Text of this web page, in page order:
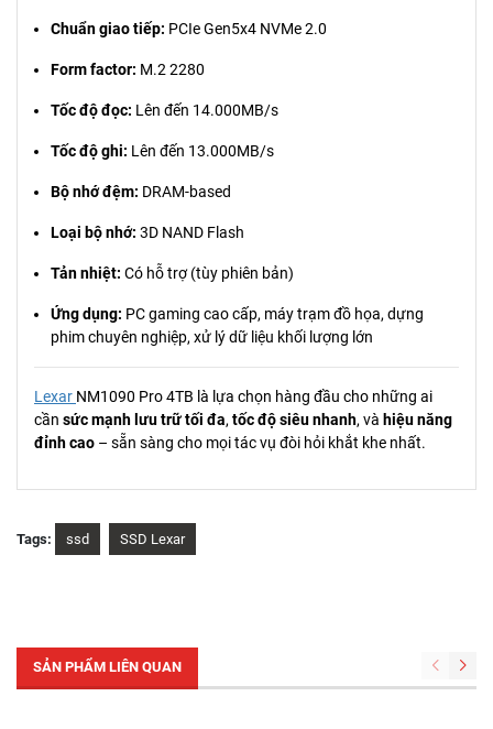
Chuẩn giao tiếp: PCIe Gen5x4 NVMe 2.0
Form factor: M.2 2280
Tốc độ đọc: Lên đến 14.000MB/s
Tốc độ ghi: Lên đến 13.000MB/s
Bộ nhớ đệm: DRAM-based
Loại bộ nhớ: 3D NAND Flash
Tản nhiệt: Có hỗ trợ (tùy phiên bản)
Ứng dụng: PC gaming cao cấp, máy trạm đồ họa, dựng
phim chuyên nghiệp, xử lý dữ liệu khối lượng lớn
Lexar NM1090 Pro 4TB là lựa chọn hàng đầu cho những ai
cần sức mạnh lưu trữ tối đa, tốc độ siêu nhanh, và hiệu năng
đỉnh cao – sẵn sàng cho mọi tác vụ đòi hỏi khắt khe nhất.
Tags: ssd SSD Lexar
SẢN PHẨM LIÊN QUAN